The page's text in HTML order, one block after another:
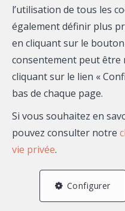
Plus que quelques
votre estimation. Merci
l’utilisation de tous les
également définir plus
en cliquant sur le
consentement peut être
cliquant sur le lien «
bas de chaque page.
Si vous souhaitez en
pouvez consulter notre
vie privée.
Configurer